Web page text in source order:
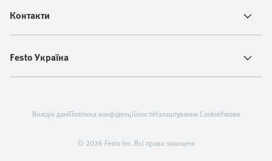
Контакти
Festo Україна
© 2026 Festo Inc. Всі права захищені
Вихідні даніПолітика конфіденційностіНалаштування CookieУмови